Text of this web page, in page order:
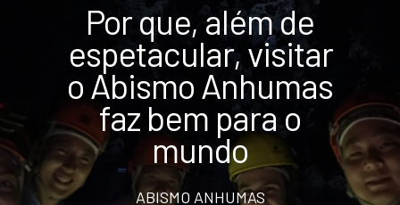
Por que, além de
espetacular, visitar
o Abismo Anhumas
faz bem para o
mundo
ABISMO ANHUMAS